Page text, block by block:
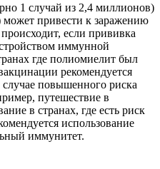
1 случай из 2,4 миллионов)
привести к заражению
если прививка
иммунной
где полиомиелит был
рекомендуется
повышенного риска
путешествие в
в странах, где есть риск
использование
иммунитет.